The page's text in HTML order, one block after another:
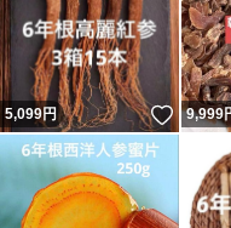
5,099円 いい
9,999